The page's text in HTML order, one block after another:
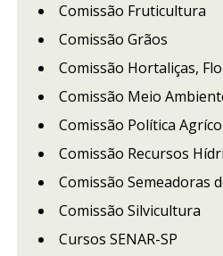
Comissão Fruticultura
Comissão Grãos
Comissão Hortaliças,
Comissão Meio
Comissão Política
Comissão Recursos
Comissão Semeadoras
Comissão Silvicultura
Cursos SENAR-SP